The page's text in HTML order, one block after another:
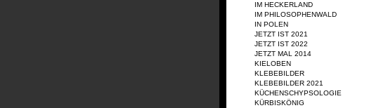
IM HECKERLAND
IM PHILOSOPHENWALD
IN POLEN
JETZT IST 2021
JETZT IST 2022
JETZT MAL 2014
KIELOBEN
KLEBEBILDER
KLEBEBILDER 2021
KÜCHENSCHYPSOLOGIE
KÜRBISKÖNIG